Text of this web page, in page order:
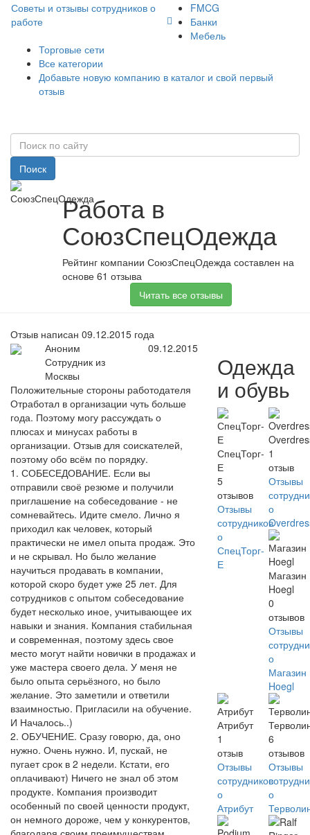
Советы и отзывы сотрудников о
работе
FMCG
Банки
Мебель
Торговые сети
Все категории
Добавьте новую компанию в каталог и свой первый
отзыв
Поиск
Работа в
СоюзСпецОдежда
Рейтинг компании СоюзСпецОдежда составлен на
основе 61 отзыва
Читать все отзывы
Отзыв написан 09.12.2015 года
Аноним
Сотрудник из
Москвы
09.12.2015
Положительные стороны работодателя
Отработал в организации чуть больше
года. Поэтому могу рассуждать о
плюсах и минусах работы в
организации. Отзыв для соискателей,
поэтому обо всём по порядку.
1. СОБЕСЕДОВАНИЕ. Если вы
отправили своё резюме и получили
приглашение на собеседование - не
сомневайтесь. Идите смело. Лично я
приходил как человек, который
практически не имел опыта продаж. Это
и не скрывал. Но было желание
научиться продавать в компании,
которой скоро будет уже 25 лет. Для
сотрудников с опытом собеседование
будет несколько иное, учитывающее их
навыки и знания. Компания стабильная
и современная, поэтому здесь свое
место могут найти новички в продажах и
уже мастера своего дела. У меня не
было опыта серьёзного, но было
желание. Это заметили и ответили
взаимностью. Пригласили на обучение.
И Началось..)
2. ОБУЧЕНИЕ. Сразу говорю, да, оно
нужно. Очень нужно. И, пускай, не
пугает срок в 2 недели. Кстати, его
оплачивают) Ничего не знал об этом
продукте. Компания производит
особенный по своей ценности продукт,
он немного дороже, чем у конкурентов,
Одежда
и обувь
СпецТорг-
Е
5
отзывов
Отзывы
сотрудников
о
СпецТорг-
Е
1
отзыв
Отзывы
о
Магазин
Hoegl
0
отзывов
Отзывы
о
Магазин
Hoegl
Атрибут
1
отзыв
Отзывы
сотрудников
о
Атрибут
6
отзывов
Отзывы
о